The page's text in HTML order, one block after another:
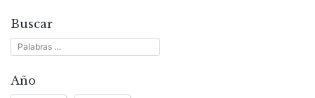
Buscar
Año